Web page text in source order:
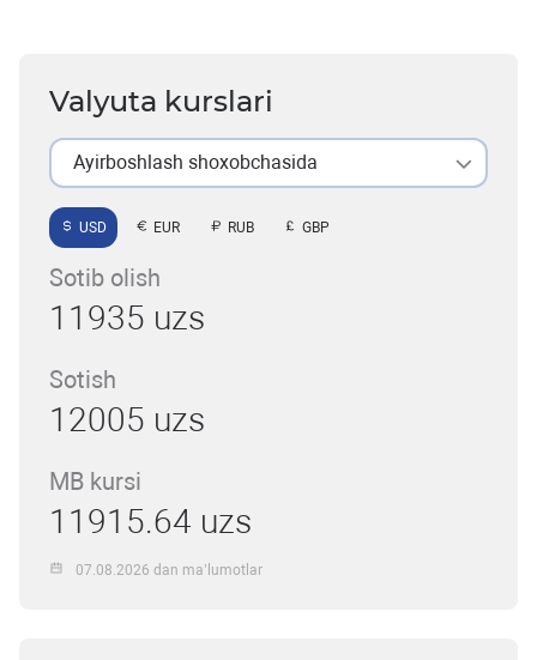
Valyuta kurslari
Ayirboshlash shoxobchasida
USD EUR RUB GBP
Sotib olish
11935 uzs
Sotish
12005 uzs
MB kursi
11915.64 uzs
07.08.2026 dan ma’lumotlar